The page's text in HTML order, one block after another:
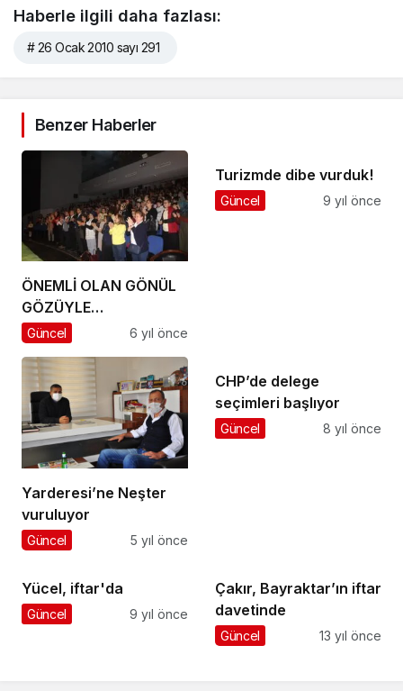
Haberle ilgili daha fazlası:
# 26 Ocak 2010 sayı 291
Benzer Haberler
ÖNEMLİ OLAN GÖNÜL
GÖZÜYLE
GÖREBİLMEKTİR
Güncel 6 yıl önce
Turizmde dibe vurduk!
Güncel 9 yıl önce
Yarderesi’ne Neşter
vuruluyor
Güncel 5 yıl önce
CHP’de delege
seçimleri başlıyor
Güncel 8 yıl önce
Yücel, iftar'da
Güncel 9 yıl önce
Çakır, Bayraktar’ın iftar
davetinde
Güncel 13 yıl önce